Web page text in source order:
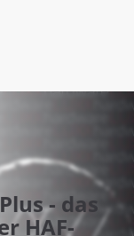
- das
HAF-